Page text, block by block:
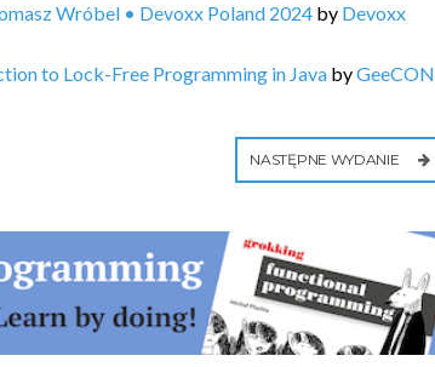
Wróbel • Devoxx Poland 2024 by Devoxx
to Lock-Free Programming in Java byGeeCON
NASTĘPNE WYDANIE